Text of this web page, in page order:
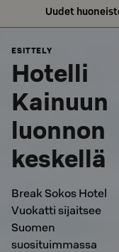
Uudet
ESITTELY
Hotelli
Kainuun
luonnon
keskellä
Break Sokos Hotel
Vuokatti sijaitsee
Suomen
suosituimmassa